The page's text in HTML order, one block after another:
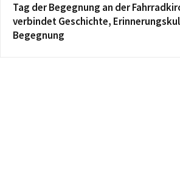
Tag der Begegnung an der
verbindet Geschichte,
Begegnung